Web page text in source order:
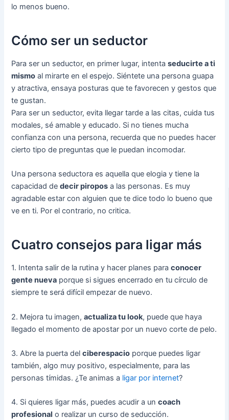
lo menos bueno.
Cómo ser un seductor
Para ser un seductor, en primer lugar, intentaseducirte a ti
mismo al mirarte en el espejo. Siéntete una persona guapa
y atractiva, ensaya posturas que te favorecen y gestos que
te gustan.
Para ser un seductor, evita llegar tarde a las citas, cuida tus
modales, sé amable y educado. Si no tienes mucha
confianza con una persona, recuerda que no puedes hacer
cierto tipo de preguntas que le puedan incomodar.
Una persona seductora es aquella que elogia y tiene la
capacidad dedecir piropos a las personas. Es muy
agradable estar con alguien que te dice todo lo bueno que
ve en ti. Por el contrario, no critica.
Cuatro consejos para ligar más
1. Intenta salir de la rutina y hacer planes paraconocer
gente nueva porque si sigues encerrado en tu círculo de
siempre te será difícil empezar de nuevo.
2. Mejora tu imagen,actualiza tu look, puede que haya
llegado el momento de apostar por un nuevo corte de pelo.
3. Abre la puerta delciberespacio porque puedes ligar
también, algo muy positivo, especialmente, para las
personas tímidas. ¿Te animas a ligar por internet?
4. Si quieres ligar más, puedes acudir a uncoach
profesional o realizar un curso de seducción.